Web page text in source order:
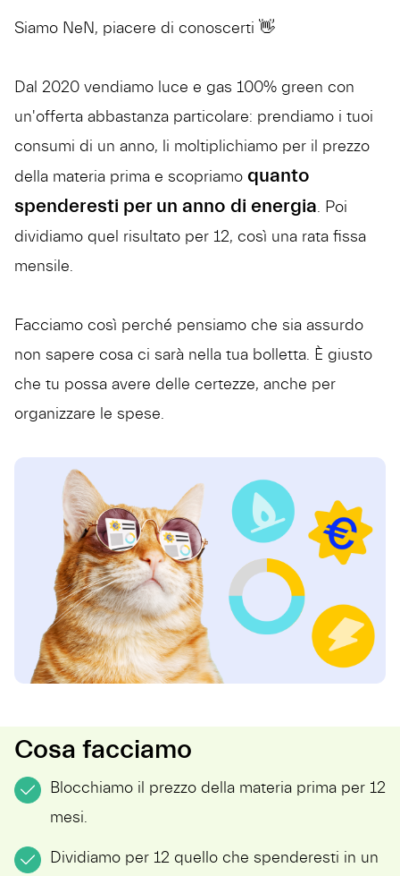
Siamo NeN, piacere di conoscerti 👋
Dal 2020 vendiamo luce e gas 100% green con
un'offerta abbastanza particolare: prendiamo i tuoi
consumi di un anno, li moltiplichiamo per il prezzo
della materia prima e scopriamo quanto
spenderesti per un anno di energia. Poi
dividiamo quel risultato per 12, così una rata fissa
mensile.
Facciamo così perché pensiamo che sia assurdo
non sapere cosa ci sarà nella tua bolletta. È giusto
che tu possa avere delle certezze, anche per
organizzare le spese.
Cosa facciamo
Blocchiamo il prezzo della materia prima per 12
mesi.
Dividiamo per 12 quello che spenderesti in un